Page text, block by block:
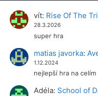
vít: Rise Of The
28.3.2026
super hra
matias javorka:
1.12.2024
nejlepší hra na celím
Adéla: School of